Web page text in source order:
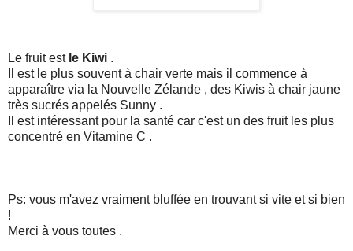
Le fruit est le Kiwi .
Il est le plus souvent à chair verte mais il commence à
apparaître via la Nouvelle Zélande , des Kiwis à chair jaune
très sucrés appelés Sunny .
Il est intéressant pour la santé car c'est un des fruit les plus
concentré en Vitamine C .
Ps: vous m'avez vraiment bluffée en trouvant si vite et si bien
!
Merci à vous toutes .